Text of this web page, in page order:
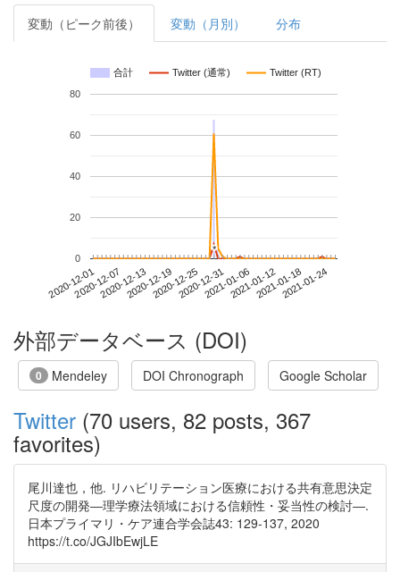
変動（ピーク前後） 変動（月別） 分布
合計 Twitter (通常) Twitter (RT)
2020-12-012020-12-072020-12-132020-12-192020-12-252020-12-312021-01-062021-01-122021-01-182021-01-24
0
20
40
60
80
*
*
外部データベース (DOI)
0 Mendeley DOI Chronograph Google Scholar
Twitter (70 users, 82 posts, 367
favorites)
尾川達也，他. リハビリテーション医療における共有意思決定
尺度の開発―理学療法領域における信頼性・妥当性の検討―.
日本プライマリ・ケア連合学会誌43: 129-137, 2020
https://t.co/JGJIbEwjLE